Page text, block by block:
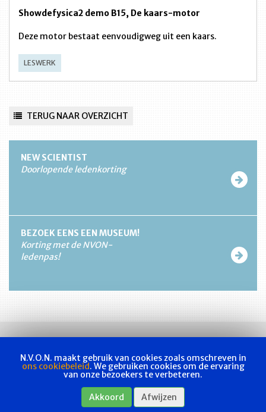
Showdefysica2 demo B15, De kaars-motor
Deze motor bestaat eenvoudigweg uit een kaars.
LESWERK
TERUG NAAR OVERZICHT
NEW SCIENTIST
Doorlopende ledenkorting
BEZOEK EENS EEN MUSEUM!
Korting met de NVON-
ledenpas!
Actueel Les & examen Bladen
Privacyverklaring
N.V.O.N. maakt gebruik van cookies zoals omschreven in
ons cookiebeleid. We gebruiken cookies om de ervaring
van onze bezoekers te verbeteren.
Akkoord Afwijzen